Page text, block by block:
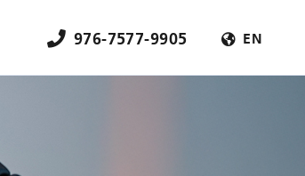
976-7577-9905 EN